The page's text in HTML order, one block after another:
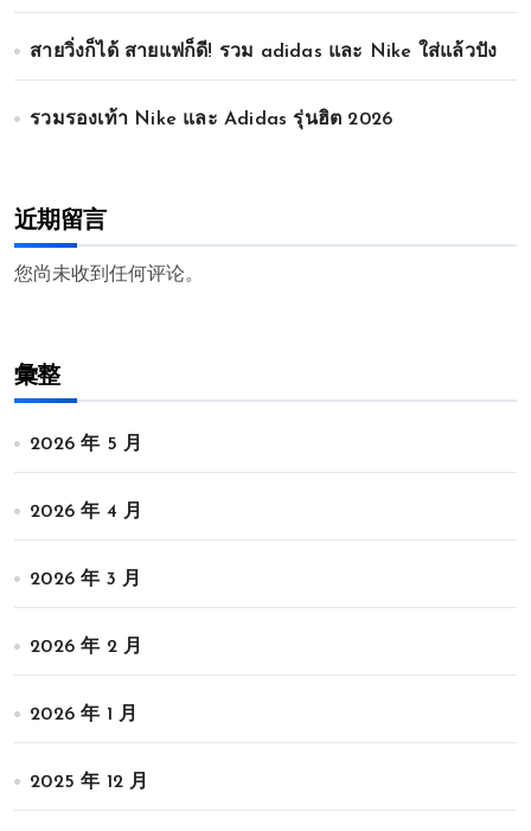
สายวิ่งก็ได้ สายแฟก็ดี! รวม adidas และ Nike ใส่แล้วปัง
รวมรองเท้า Nike และ Adidas รุ่นฮิต 2026
近期留言
您尚未收到任何评论。
彙整
2026 年 5 月
2026 年 4 月
2026 年 3 月
2026 年 2 月
2026 年 1 月
2025 年 12 月